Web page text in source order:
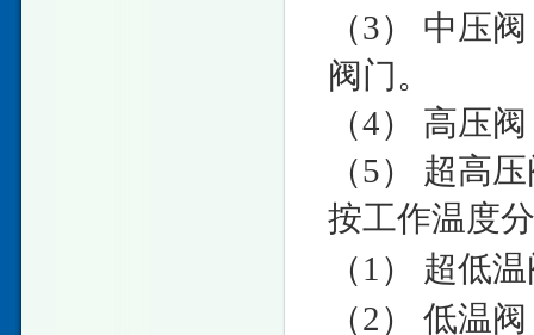
（3） 中压
阀门。
（4） 高压
（5） 超高
按工作温度分
（1） 超低
（2） 低温